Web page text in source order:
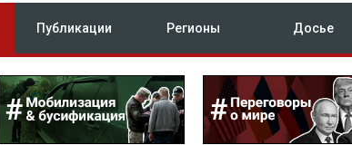
Публикации Регионы Досье